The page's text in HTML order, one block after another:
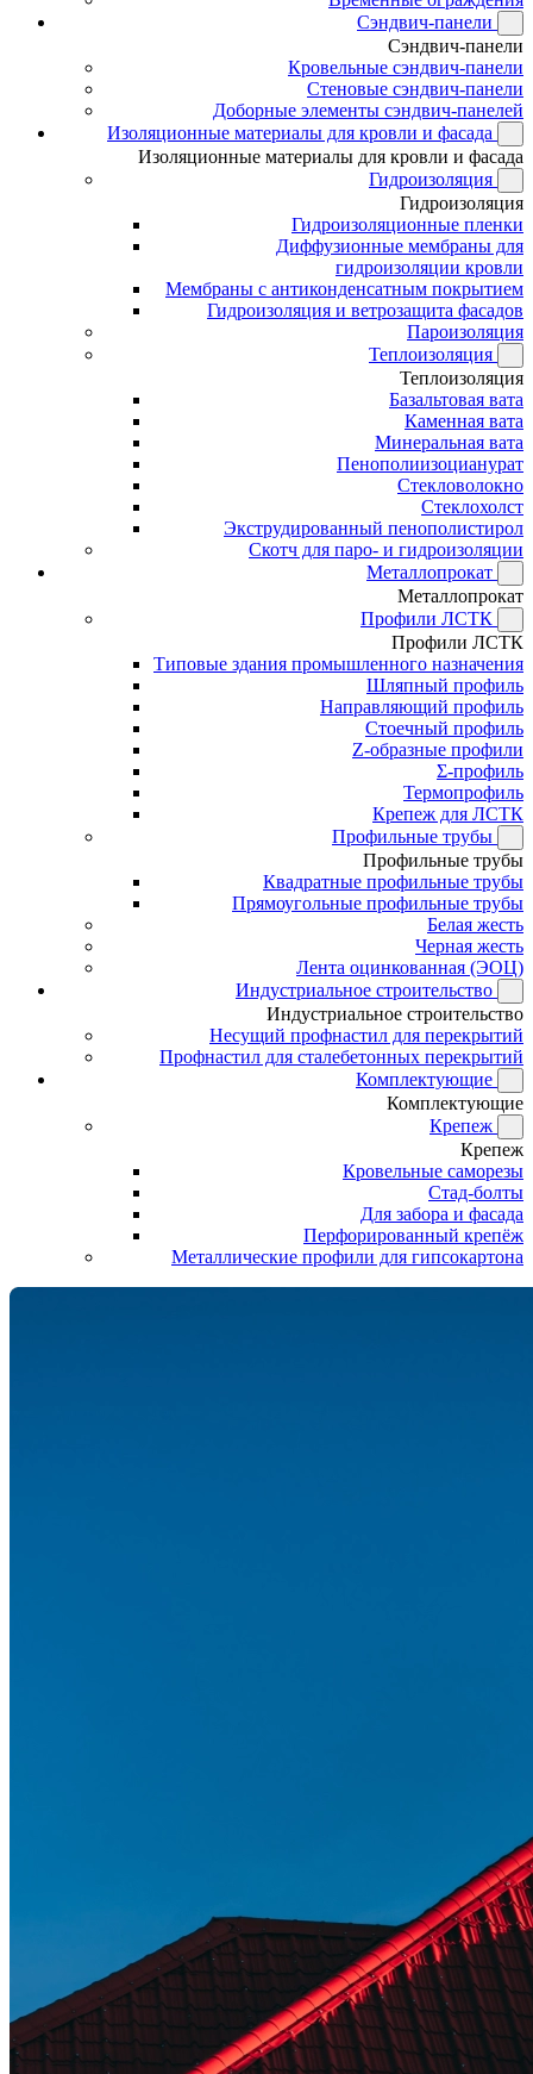
Сэндвич-панели
Сэндвич-панели
Кровельные сэндвич-панели
Стеновые сэндвич-панели
Доборные элементы сэндвич-панелей
Изоляционные материалы для кровли и фасада
Изоляционные материалы для кровли и фасада
Гидроизоляция
Гидроизоляция
Гидроизоляционные пленки
Диффузионные мембраны для
гидроизоляции кровли
Мембраны с антиконденсатным покрытием
Гидроизоляция и ветрозащита фасадов
Пароизоляция
Теплоизоляция
Теплоизоляция
Базальтовая вата
Каменная вата
Минеральная вата
Пенополиизоцианурат
Стекловолокно
Стеклохолст
Экструдированный пенополистирол
Скотч для паро- и гидроизоляции
Металлопрокат
Металлопрокат
Профили ЛСТК
Профили ЛСТК
Типовые здания промышленного назначения
Шляпный профиль
Направляющий профиль
Стоечный профиль
Z-образные профили
Σ-профиль
Термопрофиль
Крепеж для ЛСТК
Профильные трубы
Профильные трубы
Квадратные профильные трубы
Прямоугольные профильные трубы
Белая жесть
Черная жесть
Лента оцинкованная (ЭОЦ)
Индустриальное строительство
Индустриальное строительство
Несущий профнастил для перекрытий
Профнастил для сталебетонных перекрытий
Комплектующие
Комплектующие
Крепеж
Крепеж
Кровельные саморезы
Стад-болты
Для забора и фасада
Перфорированный крепёж
Металлические профили для гипсокартона